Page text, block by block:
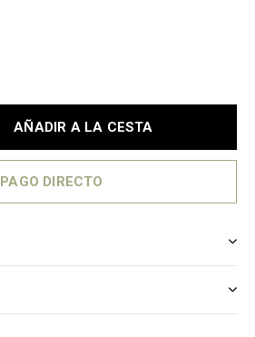
AÑADIR A LA CESTA
PAGO DIRECTO